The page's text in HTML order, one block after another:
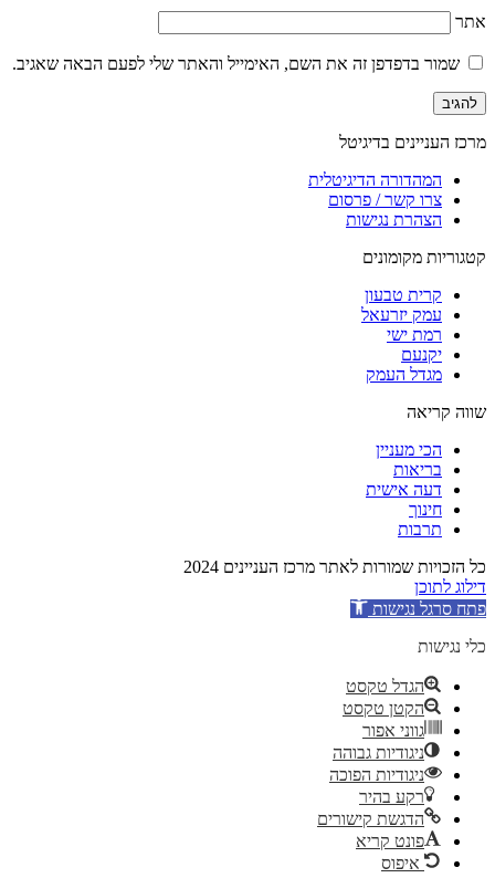
אתר
שמור בדפדפן זה את השם, האימייל והאתר שלי לפעם הבאה שאגיב.
מרכז העניינים בדיגיטל
המהדורה הדיגיטלית
צרו קשר / פרסום
הצהרת נגישות
קטגוריות מקומונים
קרית טבעון
עמק יזרעאל
רמת ישי
יקנעם
מגדל העמק
שווה קריאה
הכי מעניין
בריאות
דעה אישית
חינוך
תרבות
כל הזכויות שמורות לאתר מרכז העניינים 2024
דילוג לתוכן
פתח סרגל נגישות
כלי נגישות
הגדל טקסט
הקטן טקסט
גווני אפור
ניגודיות גבוהה
ניגודיות הפוכה
רקע בהיר
הדגשת קישורים
פונט קריא
איפוס